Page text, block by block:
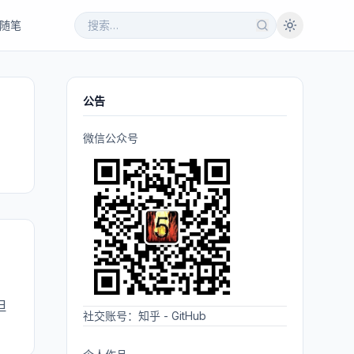
随笔
公告
微信公众号
社交账号： 知乎 - GitHub